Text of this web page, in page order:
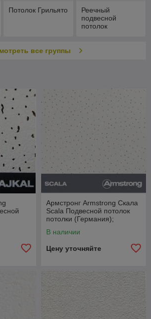
Потолок Грильято
Реечный
подвесной
потолок
все группы
Армстронг Armstrong Скала
Scala Подвесной потолок
потолки (Германия);
Беларуси
В наличии
Цену уточняйте